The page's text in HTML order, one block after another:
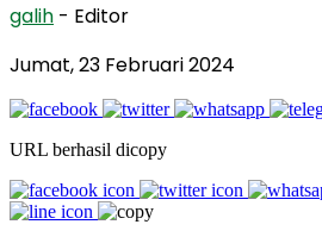
galih - Editor
Jumat, 23 Februari 2024
URL berhasil dicopy